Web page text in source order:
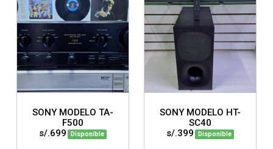
SONY MODELO TA-
F500
s/.699
Disponible
SONY MODELO HT-
SC40
s/.399
Disponible